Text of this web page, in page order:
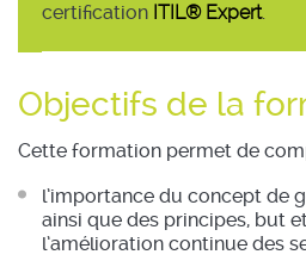
certification ITIL® Expert.
Objectifs de la
Cette formation permet de
l’importance du concept de
ainsi que des principes, but
l’amélioration continue des